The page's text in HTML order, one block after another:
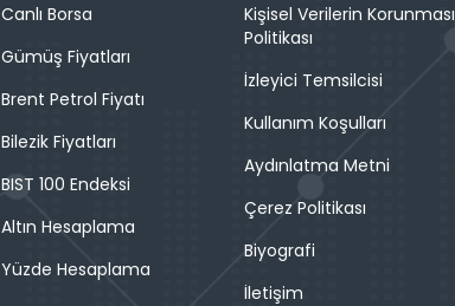
Canlı Borsa
Gümüş Fiyatları
Brent Petrol Fiyatı
Bilezik Fiyatları
BIST 100 Endeksi
Altın Hesaplama
Yüzde Hesaplama
Kişisel Verilerin Korunması
Politikası
İzleyici Temsilcisi
Kullanım Koşulları
Aydınlatma Metni
Çerez Politikası
Biyografi
İletişim